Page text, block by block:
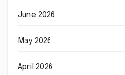
June 2026
May 2026
April 2026